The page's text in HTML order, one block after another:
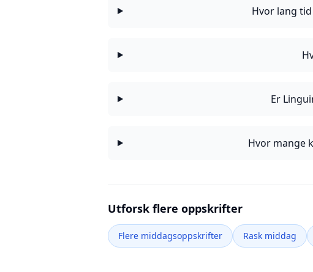
Hvor lang
Er
Hvor mange
Utforsk flere oppskrifter
Flere middagsoppskrifter Rask middag